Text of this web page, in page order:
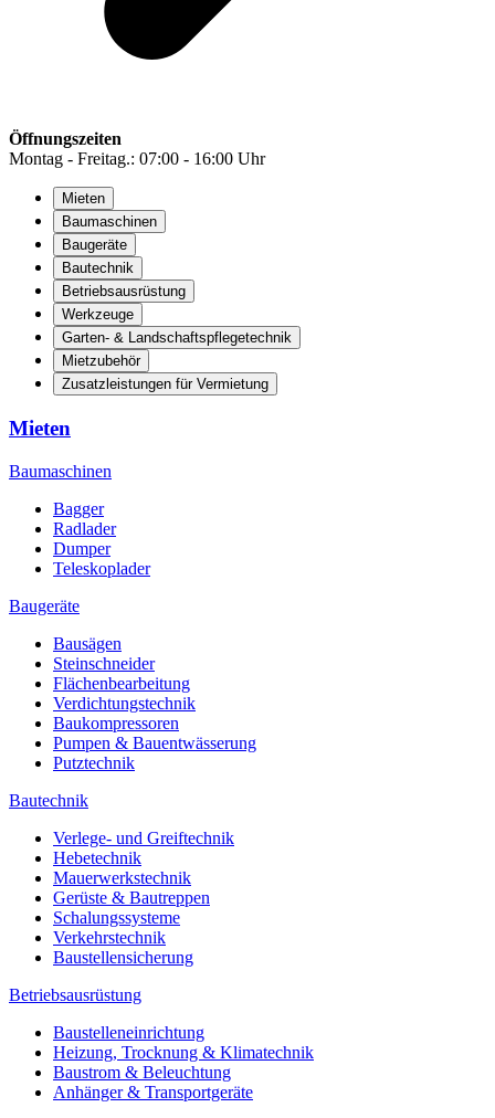
Öffnungszeiten
Montag - Freitag.: 07:00 - 16:00 Uhr
Mieten
Baumaschinen
Baugeräte
Bautechnik
Betriebsausrüstung
Werkzeuge
Garten- & Landschaftspflegetechnik
Mietzubehör
Zusatzleistungen für Vermietung
Mieten
Baumaschinen
Bagger
Radlader
Dumper
Teleskoplader
Baugeräte
Bausägen
Steinschneider
Flächenbearbeitung
Verdichtungstechnik
Baukompressoren
Pumpen & Bauentwässerung
Putztechnik
Bautechnik
Verlege- und Greiftechnik
Hebetechnik
Mauerwerkstechnik
Gerüste & Bautreppen
Schalungssysteme
Verkehrstechnik
Baustellensicherung
Betriebsausrüstung
Baustelleneinrichtung
Heizung, Trocknung & Klimatechnik
Baustrom & Beleuchtung
Anhänger & Transportgeräte